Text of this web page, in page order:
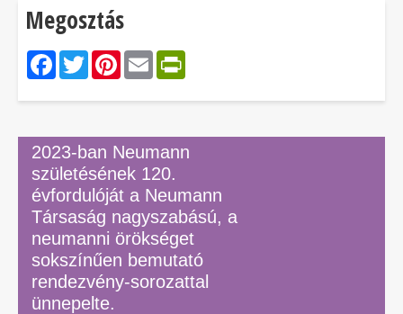
Megosztás
Facebook
Twitter
Pinterest
Email
2023-ban Neumann
születésének 120.
évfordulóját a Neumann
Társaság nagyszabású, a
neumanni örökséget
sokszínűen bemutató
rendezvény-sorozattal
ünnepelte.